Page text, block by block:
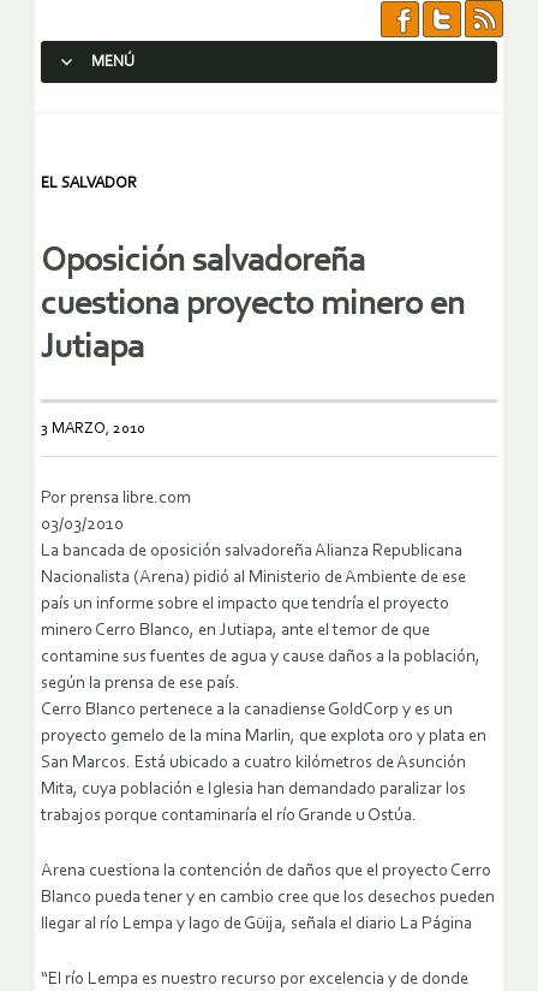
MENÚ
EL SALVADOR
Oposición salvadoreña
cuestiona proyecto minero en
Jutiapa
3 MARZO, 2010
Por prensa libre.com
03/03/2010
La bancada de oposición salvadoreña Alianza Republicana
Nacionalista (Arena) pidió al Ministerio de Ambiente de ese
país un informe sobre el impacto que tendría el proyecto
minero Cerro Blanco, en Jutiapa, ante el temor de que
contamine sus fuentes de agua y cause daños a la población,
según la prensa de ese país.
Cerro Blanco pertenece a la canadiense GoldCorp y es un
proyecto gemelo de la mina Marlin, que explota oro y plata en
San Marcos. Está ubicado a cuatro kilómetros de Asunción
Mita, cuya población e Iglesia han demandado paralizar los
trabajos porque contaminaría el río Grande u Ostúa.
Arena cuestiona la contención de daños que el proyecto Cerro
Blanco pueda tener y en cambio cree que los desechos pueden
llegar al río Lempa y lago de Güija, señala el diario La Página
“El río Lempa es nuestro recurso por excelencia y de donde